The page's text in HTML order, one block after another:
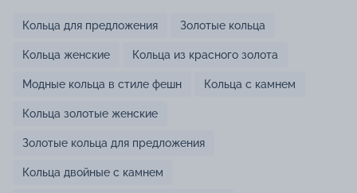
Кольца для предложения Золотые кольца
Кольца женские Кольца из красного золота
Модные кольца в стиле фешн Кольца с камнем
Кольца золотые женские
Золотые кольца для предложения
Кольца двойные с камнем